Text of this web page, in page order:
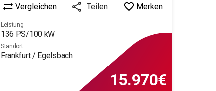
Vergleichen Teilen Merken
Leistung
136 PS/100 kW
Standort
Frankfurt / Egelsbach
15.970€